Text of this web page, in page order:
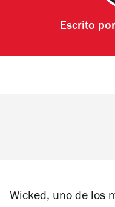
Escrito por
Wicked, uno de los